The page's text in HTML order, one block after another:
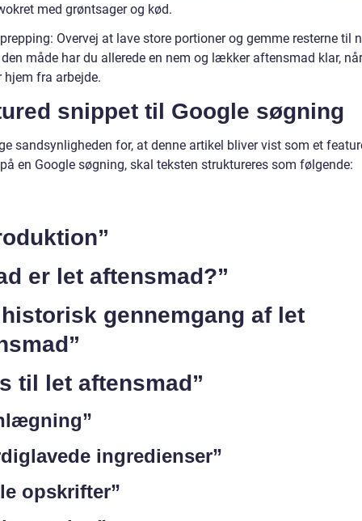
med grøntsager og kød.
Overvej at lave store portioner og gemme resterne til
måde har du allerede en nem og lækker aftensmad klar,
hjem fra arbejde.
snippet til Google søgning
sandsynligheden for, at denne artikel bliver vist som et
en Google søgning, skal teksten struktureres som følgende:
er let aftensmad?”
gennemgang af let
til let aftensmad”
ingredienser”
opskrifter”